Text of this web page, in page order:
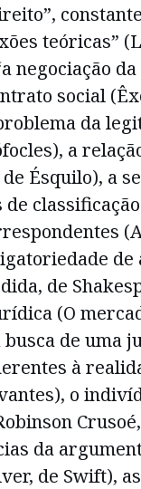
teóricas”
negociação
social
da
a
Ésquilo), a
de
de
(O
busca de uma
à
o
da
de Swift),